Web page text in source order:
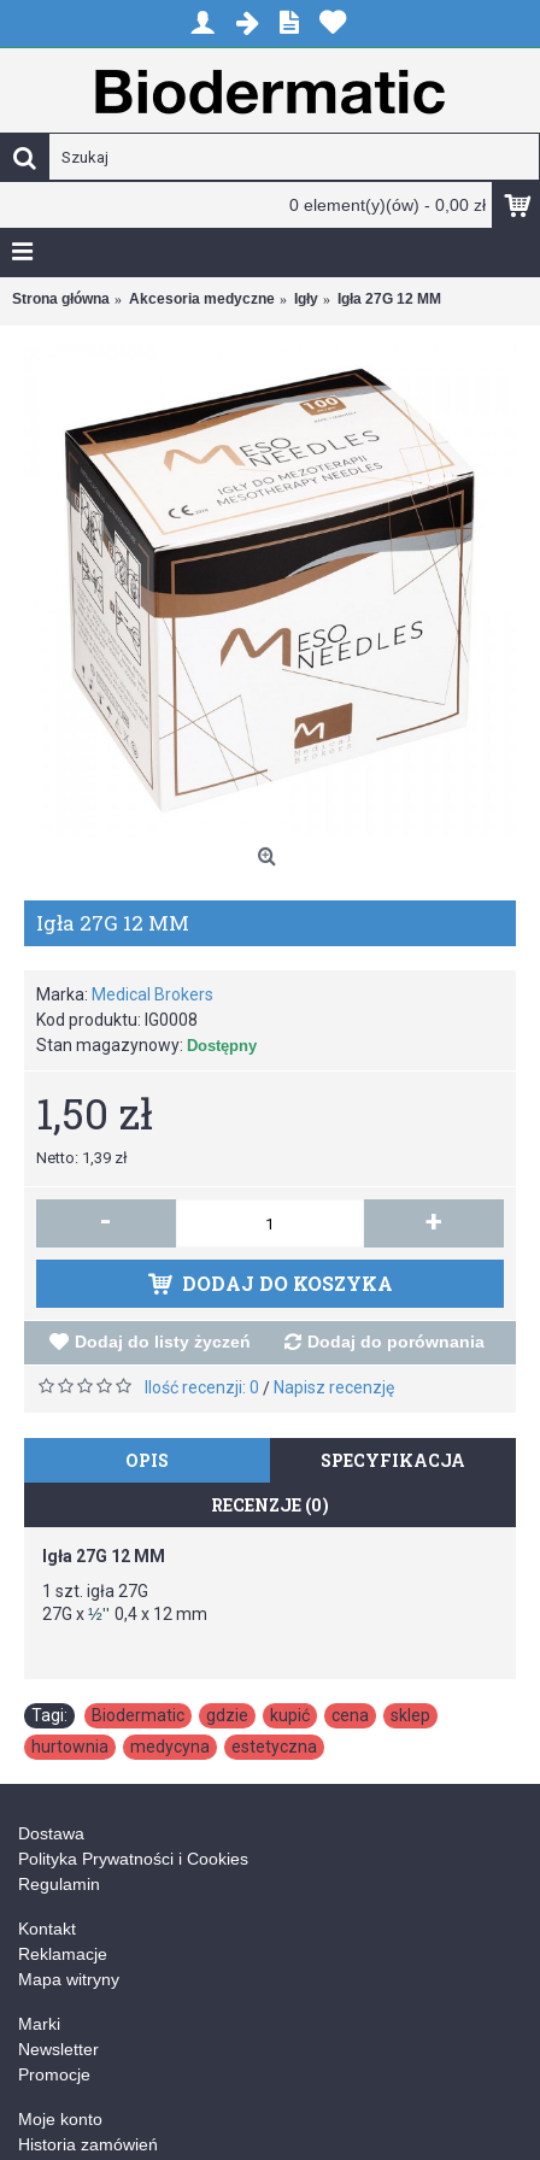
0 element(y)(ów) - 0,00 zł
Strona główna Akcesoria medyczne Igły Igła 27G 12 MM
Igła 27G 12 MM
Marka: Medical Brokers
Kod produktu: IG0008
Stan magazynowy: Dostępny
1,50 zł
Netto: 1,39 zł
- +
DODAJ DO KOSZYKA
Dodaj do listy życzeń Dodaj do porównania
Ilość recenzji: 0 / Napisz recenzję
OPIS
SPECYFIKACJA
RECENZJE (0)
Igła 27G 12 MM
1 szt. igła 27G
27G x½'' 0,4 x 12 mm
Tagi: Biodermatic gdzie kupić cena sklep
hurtownia
medycyna estetyczna
Dostawa
Polityka Prywatności i Cookies
Regulamin
Kontakt
Reklamacje
Mapa witryny
Marki
Newsletter
Promocje
Moje konto
Historia zamówień